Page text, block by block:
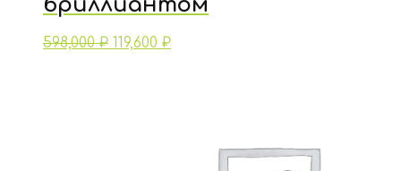
бриллиантом
598,000₽ 119,600 ₽